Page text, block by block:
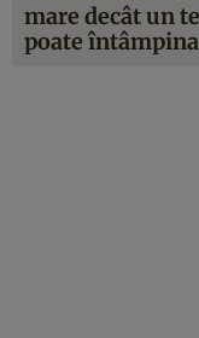
mare decât un
poate